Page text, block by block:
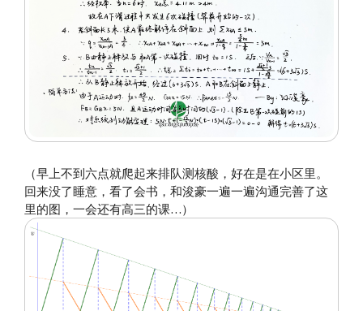
（早上不到六点就爬起来排队测核酸，好在是在小区里。
回来没了睡意，看了会书，和浚豪一遍一遍沟通完善了这
里的图，一会还有高三的课…）